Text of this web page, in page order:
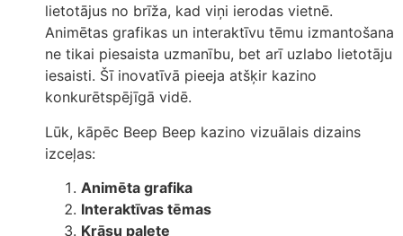
lietotājus no brīža, kad viņi ierodas vietnē.
Animētas grafikas un interaktīvu tēmu izmantošana
ne tikai piesaista uzmanību, bet arī uzlabo lietotāju
iesaisti. Šī inovatīvā pieeja atšķir kazino
konkurētspējīgā vidē.
Lūk, kāpēc Beep Beep kazino vizuālais dizains
izceļas:
Animēta grafika
Interaktīvas tēmas
Krāsu palete